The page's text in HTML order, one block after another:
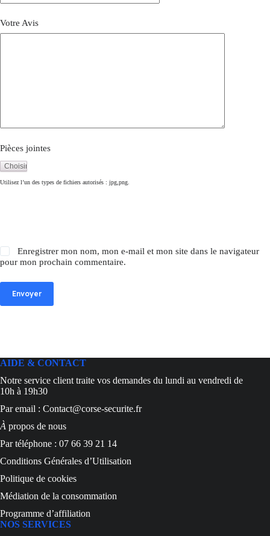
Votre Avis
Pièces jointes
Utilisez l’un des types de fichiers autorisés : jpg,png.
Enregistrer mon nom, mon e-mail et mon site dans le navigateur
pour mon prochain commentaire.
Envoyer
AIDE & CONTACT
Notre service client traite vos demandes du lundi au vendredi de
10h à 19h30
Par email : Contact@corse-securite.fr
À propos de nous
Par téléphone : 07 66 39 21 14
Conditions Générales d’Utilisation
Politique de cookies
Médiation de la consommation
Programme d’affiliation
NOS SERVICES